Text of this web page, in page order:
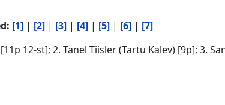
[1] | [2] | [3] | [4] | [5] | [6] | [7]
12-st]; 2. Tanel Tiisler (Tartu Kalev) [9p]; 3.